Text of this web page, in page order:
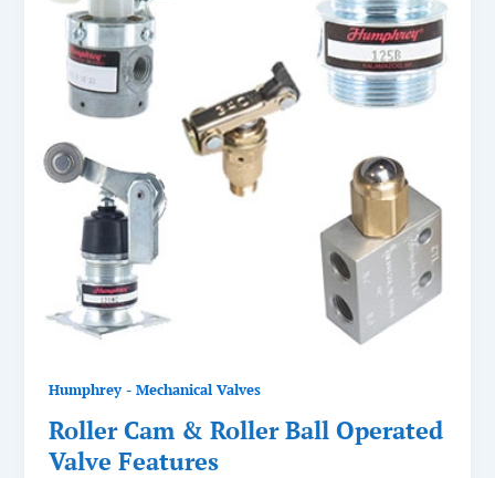
Humphrey - Mechanical Valves
Roller Cam & Roller Ball Operated
Valve Features